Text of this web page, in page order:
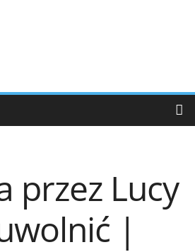
przez Lucy
|